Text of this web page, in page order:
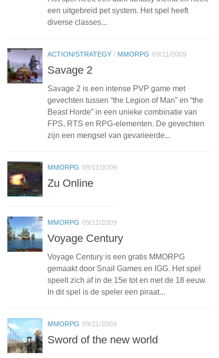
een uitgebreid pet system. Het spel heeft
diverse classes...
ACTION/STRATEGY / MMORPG 09/11/2009
Savage 2
Savage 2 is een intense PVP game met
gevechten tussen “the Legion of Man” en “the
Beast Horde” in een unieke combinatie van
FPS, RTS en RPG-elementen. De gevechten
zijn een mengsel van gevarieerde...
MMORPG 09/11/2009
Zu Online
MMORPG 09/11/2009
Voyage Century
Voyage Century is een gratis MMORPG
gemaakt door Snail Games en IGG. Het spel
speelt zich af in de 15e tot en met de 18 eeuw.
In dit spel is de speler een piraat...
MMORPG 09/11/2009
Sword of the new world